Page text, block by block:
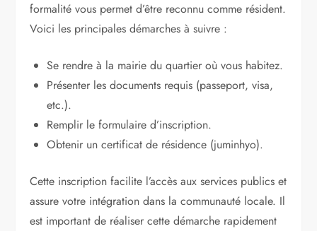
formalité vous permet d’être reconnu comme résident.
Voici les principales démarches à suivre :
Se rendre à la mairie du quartier où vous habitez.
Présenter les documents requis (passeport, visa,
etc.).
Remplir le formulaire d’inscription.
Obtenir un certificat de résidence (juminhyo).
Cette inscription facilite l’accès aux services publics et
assure votre intégration dans la communauté locale. Il
est important de réaliser cette démarche rapidement